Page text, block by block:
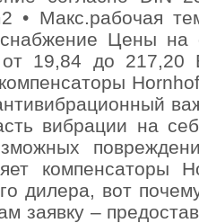
• Макс.рабочая
Цены на
19,84 до 217,20
вибрации на
компенсаторы
дилера, вот
заявку –